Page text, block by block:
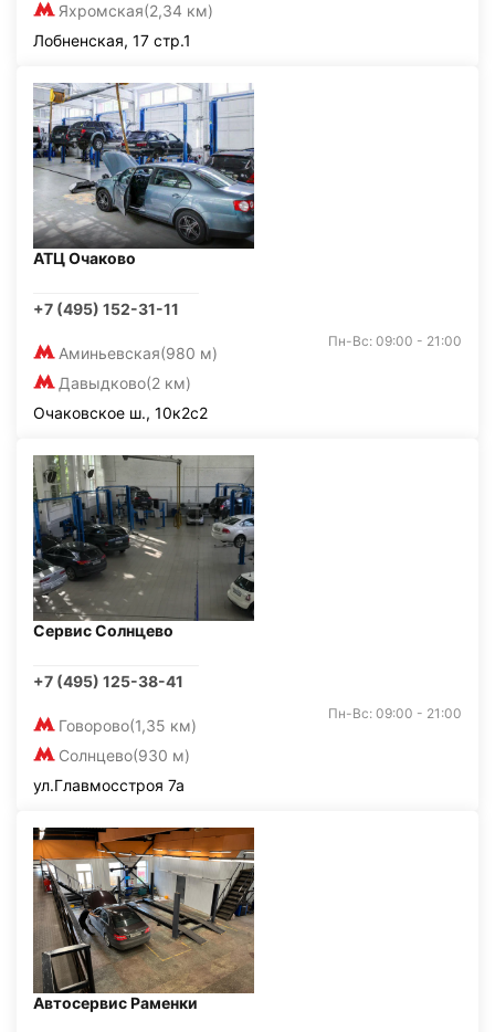
Яхромская(2,34 км)
Лобненская, 17 стр.1
АТЦ Очаково
+7 (495) 152-31-11
Аминьевская(980 м)
Давыдково(2 км)
Пн-Вс: 09:00 - 21:00
Очаковское ш., 10к2с2
Сервис Солнцево
+7 (495) 125-38-41
Говорово(1,35 км)
Солнцево(930 м)
Пн-Вс: 09:00 - 21:00
ул.Главмосстроя 7а
Автосервис Раменки